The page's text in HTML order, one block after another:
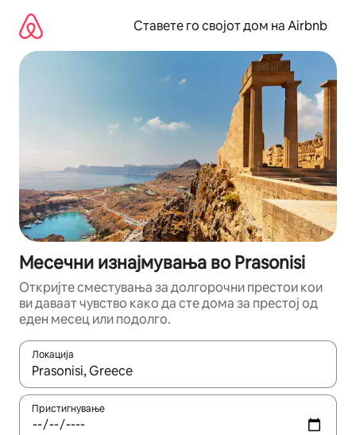
содржина
Ставете го својот дом на Airbnb
Месечни изнајмувања во Prasonisi
Откријте сместувања за долгорочни престои кои
ви даваат чувство како да сте дома за престој од
еден месец или подолго.
Локација
Кога резултатите се достапни, движете се со копчињата
Пристигнување